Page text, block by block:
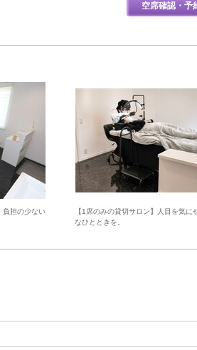
空席確認・予
負担の少ない
【1席のみの貸切サロン】人目を気に
なひとときを。